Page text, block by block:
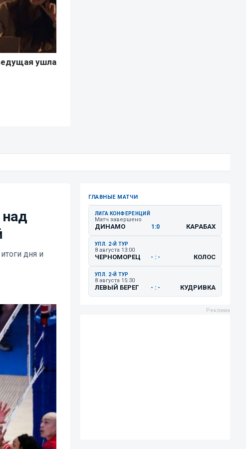
дня и
ГЛАВНЫЕ МАТЧИ
ЛИГА КОНФЕРЕНЦИЙ
Матч завершено
ДИНАМО 1:0 КАРАБАХ
УПЛ. 2-Й ТУР
8 августа 13:00
ЧЕРНОМОРЕЦ - : - КОЛОС
УПЛ. 2-Й ТУР
8 августа 15:30
ЛЕВЫЙ БЕРЕГ - : - КУДРИВКА